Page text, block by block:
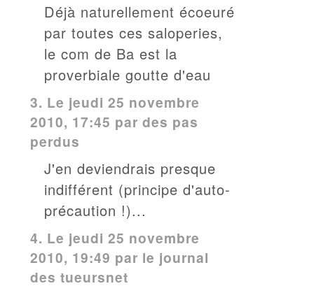
Déjà naturellement écoeuré
par toutes ces saloperies,
le com de Ba est la
proverbiale goutte d'eau
3. Le jeudi 25 novembre
2010, 17:45 par des pas
perdus
J'en deviendrais presque
indifférent (principe d'auto-
précaution !)...
4. Le jeudi 25 novembre
2010, 19:49 par le journal
des tueursnet